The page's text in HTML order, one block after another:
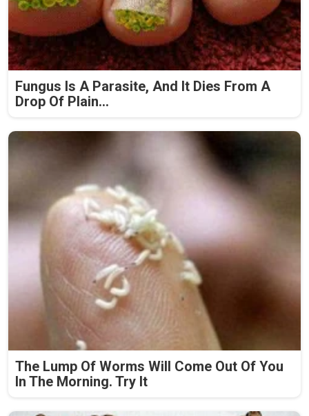
Fungus Is A Parasite, And It Dies From A
Drop Of Plain...
The Lump Of Worms Will Come Out Of You
In The Morning. Try It